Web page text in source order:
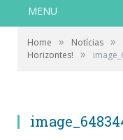
MENU
Home » Notícias »
Horizontes!
»